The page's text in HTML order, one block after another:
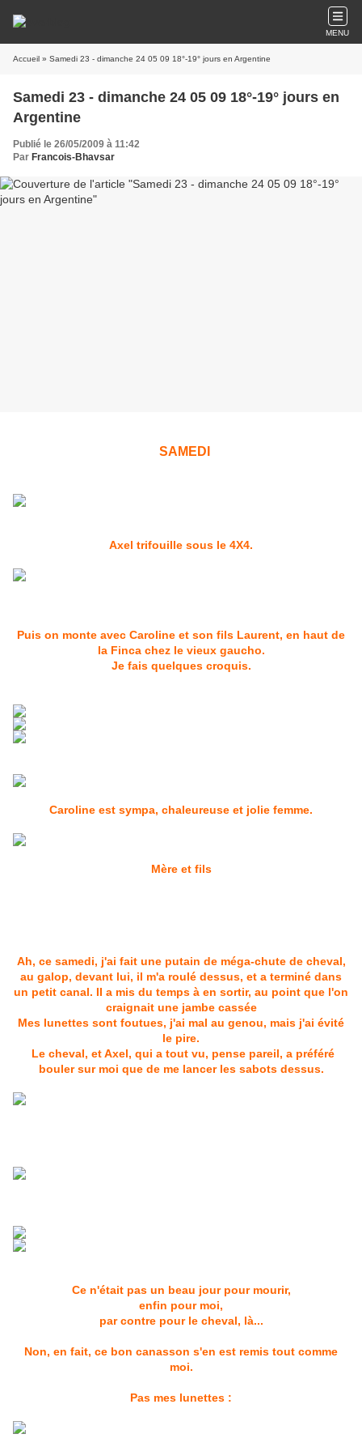
MENU
Accueil » Samedi 23 - dimanche 24 05 09 18°-19° jours en Argentine
Samedi 23 - dimanche 24 05 09 18°-19° jours en
Argentine
Publié le 26/05/2009 à 11:42
Par Francois-Bhavsar
SAMEDI
Axel trifouille sous le 4X4.
Puis on monte avec Caroline et son fils Laurent, en haut de
la Finca chez le vieux gaucho.
Je fais quelques croquis.
Caroline est sympa, chaleureuse et jolie femme.
Mère et fils
Ah, ce samedi, j'ai fait une putain de méga-chute de cheval,
au galop, devant lui, il m'a roulé dessus, et a terminé dans
un petit canal. II a mis du temps à en sortir, au point que l'on
craignait une jambe cassée
Mes lunettes sont foutues, j'ai mal au genou, mais j'ai évité
le pire.
Le cheval, et Axel, qui a tout vu, pense pareil, a préféré
bouler sur moi que de me lancer les sabots dessus.
Ce n'était pas un beau jour pour mourir,
enfin pour moi,
par contre pour le cheval, là...
Non, en fait, ce bon canasson s'en est remis tout comme
moi.
Pas mes lunettes :